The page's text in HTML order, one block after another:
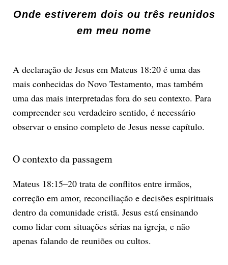
Onde estiverem dois ou três reunidos
em meu nome
A declaração de Jesus em Mateus 18:20 é uma das
mais conhecidas do Novo Testamento, mas também
uma das mais interpretadas fora do seu contexto. Para
compreender seu verdadeiro sentido, é necessário
observar o ensino completo de Jesus nesse capítulo.
O contexto da passagem
Mateus 18:15–20 trata de conflitos entre irmãos,
correção em amor, reconciliação e decisões espirituais
dentro da comunidade cristã. Jesus está ensinando
como lidar com situações sérias na igreja, e não
apenas falando de reuniões ou cultos.